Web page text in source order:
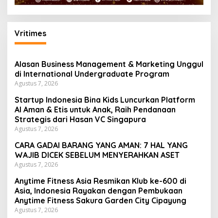
Vritimes
Alasan Business Management & Marketing Unggul
di International Undergraduate Program
Agustus 7, 2026
Startup Indonesia Bina Kids Luncurkan Platform
AI Aman & Etis untuk Anak, Raih Pendanaan
Strategis dari Hasan VC Singapura
Agustus 7, 2026
CARA GADAI BARANG YANG AMAN: 7 HAL YANG
WAJIB DICEK SEBELUM MENYERAHKAN ASET
Agustus 7, 2026
Anytime Fitness Asia Resmikan Klub ke-600 di
Asia, Indonesia Rayakan dengan Pembukaan
Anytime Fitness Sakura Garden City Cipayung
Agustus 7, 2026